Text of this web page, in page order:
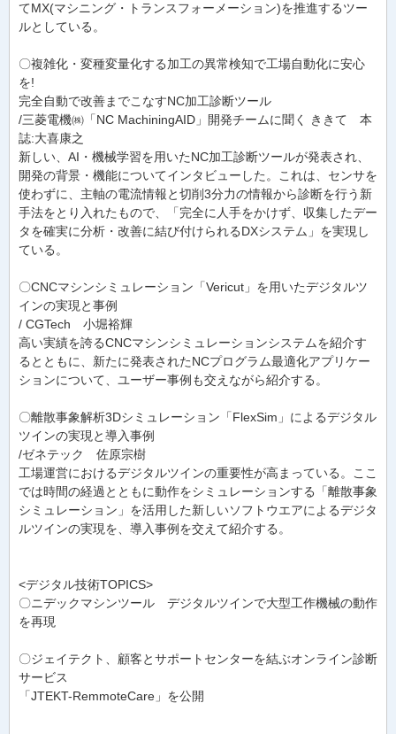
てMX(マシニング・トランスフォーメーション)を推進するツー
ルとしている。
〇複雑化・変種変量化する加工の異常検知で工場自動化に安心
を!
完全自動で改善までこなすNC加工診断ツール
/三菱電機㈱「NC MachiningAID」開発チームに聞く ききて 本
誌:大喜康之
新しい、AI・機械学習を用いたNC加工診断ツールが発表され、
開発の背景・機能についてインタビューした。これは、センサを
使わずに、主軸の電流情報と切削3分力の情報から診断を行う新
手法をとり入れたもので、「完全に人手をかけず、収集したデー
タを確実に分析・改善に結び付けられるDXシステム」を実現し
ている。
〇CNCマシンシミュレーション「Vericut」を用いたデジタルツ
インの実現と事例
/ CGTech 小堀裕輝
高い実績を誇るCNCマシンシミュレーションシステムを紹介す
るとともに、新たに発表されたNCプログラム最適化アプリケー
ションについて、ユーザー事例も交えながら紹介する。
〇離散事象解析3Dシミュレーション「FlexSim」によるデジタル
ツインの実現と導入事例
/ゼネテック 佐原宗樹
工場運営におけるデジタルツインの重要性が高まっている。ここ
では時間の経過とともに動作をシミュレーションする「離散事象
シミュレーション」を活用した新しいソフトウエアによるデジタ
ルツインの実現を、導入事例を交えて紹介する。
<デジタル技術TOPICS>
〇ニデックマシンツール デジタルツインで大型工作機械の動作
を再現
〇ジェイテクト、顧客とサポートセンターを結ぶオンライン診断
サービス
「JTEKT-RemmoteCare」を公開